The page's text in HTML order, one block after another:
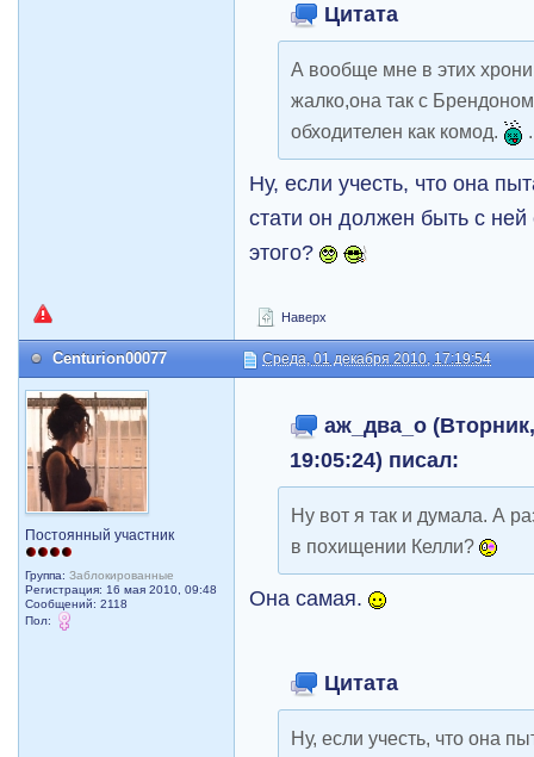
Цитата
А вообще мне в этих
жалко,она так с
обходителен как комод.
Ну, если учесть, что она
стати он должен быть с
этого?
Наверх
Centurion00077 Среда, 01 декабря 2010, 17:19:54
Постоянный участник
Группа:Заблокированные
Регистрация: 16 мая 2010, 09:48
Сообщений: 2118
Пол:
аж_два_о
19:05:24) писал:
Ну вот я так и думала. А
в похищении Келли?
Она самая.
Цитата
Ну, если учесть, что она